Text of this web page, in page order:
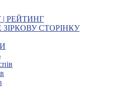
| РЕЙТИНГ
СТОРІНКУ